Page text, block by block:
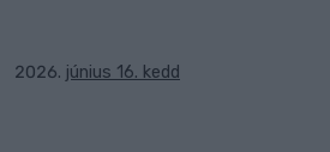
június 16. kedd